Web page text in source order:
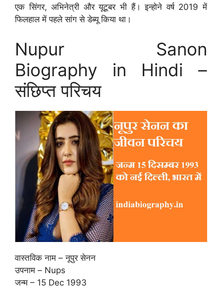
एक सिंगर, अभिनेत्री और यूटूबर भी हैं। इन्होने वर्ष 2019 में
फिलहाल में पहले सांग से डेब्यू किया था।
Nupur Sanon
Biography in Hindi –
संछिप्त परिचय
वास्तविक नाम – नूपुर सेनन
उपनाम – Nups
जन्म – 15 Dec 1993